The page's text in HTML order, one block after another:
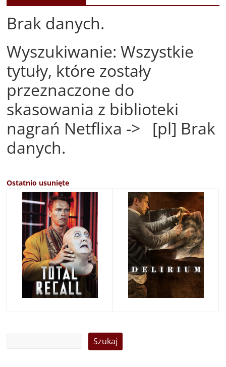
Brak danych.
Wyszukiwanie: Wszystkie
tytuły, które zostały
przeznaczone do
skasowania z biblioteki
nagrań Netflixa -> [pl] Brak
danych.
Ostatnio usunięte